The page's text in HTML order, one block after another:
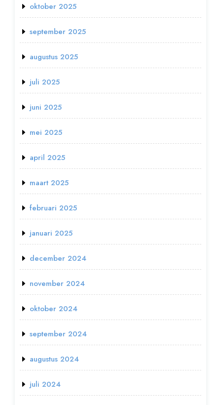
oktober 2025
september 2025
augustus 2025
juli 2025
juni 2025
mei 2025
april 2025
maart 2025
februari 2025
januari 2025
december 2024
november 2024
oktober 2024
september 2024
augustus 2024
juli 2024